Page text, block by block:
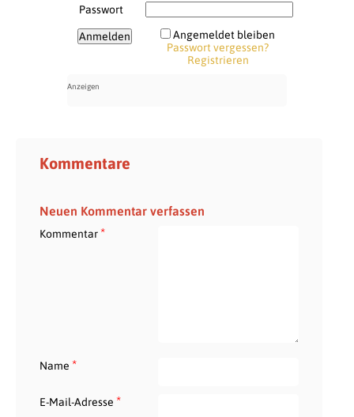
Passwort
Angemeldet bleiben
Passwort vergessen?
Registrieren
Kommentare
Neuen Kommentar verfassen
Kommentar*
Name *
E-Mail-Adresse *